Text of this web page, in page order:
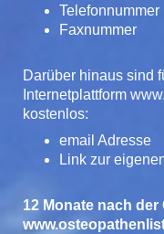
Telefonnummer
Faxnummer
Darüber hinaus sind
Internetplattform
kostenlos:
email Adresse
Link zur
12 Monate nach